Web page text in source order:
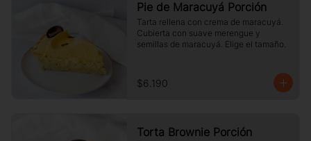
Pie de Maracuyá Porción
Tarta rellena con crema de maracuyá.
Cubierta con suave merengue y
semillas de maracuyá. Elige el tamaño.
$6.190
Torta Brownie Porción